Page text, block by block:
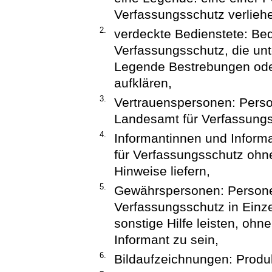
Verfassungsschutz
2.
verdeckte Bedienstete:
Verfassungsschutz, die
Legende Bestrebungen
aufklären,
3.
Vertrauenspersonen:
Landesamt für
4.
Informantinnen und
für Verfassungsschutz
Hinweise liefern,
5.
Gewährspersonen:
Verfassungsschutz in
sonstige Hilfe leisten,
Informant zu sein,
6. Bildaufzeichnungen: